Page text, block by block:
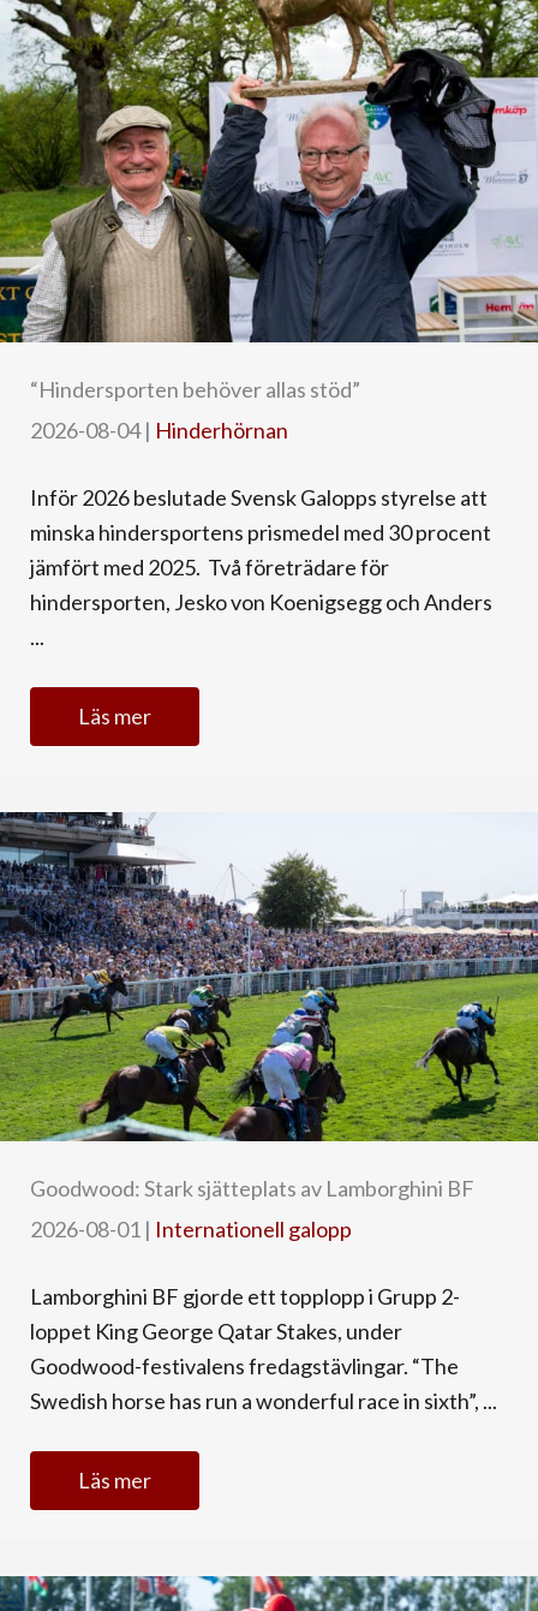
“Hindersporten behöver allas stöd”
2026-08-04| Hinderhörnan
Inför 2026 beslutade Svensk Galopps styrelse att
minska hindersportens prismedel med 30 procent
jämfört med 2025. Två företrädare för
hindersporten, Jesko von Koenigsegg och Anders
...
Läs mer
Goodwood: Stark sjätteplats av Lamborghini BF
2026-08-01 | Internationell galopp
Lamborghini BF gjorde ett topplopp i Grupp 2-
loppet King George Qatar Stakes, under
Goodwood-festivalens fredagstävlingar. “The
Swedish horse has run a wonderful race in sixth”, ...
Läs mer